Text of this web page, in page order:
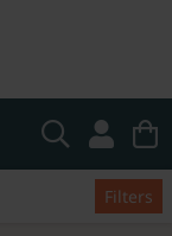
Filters